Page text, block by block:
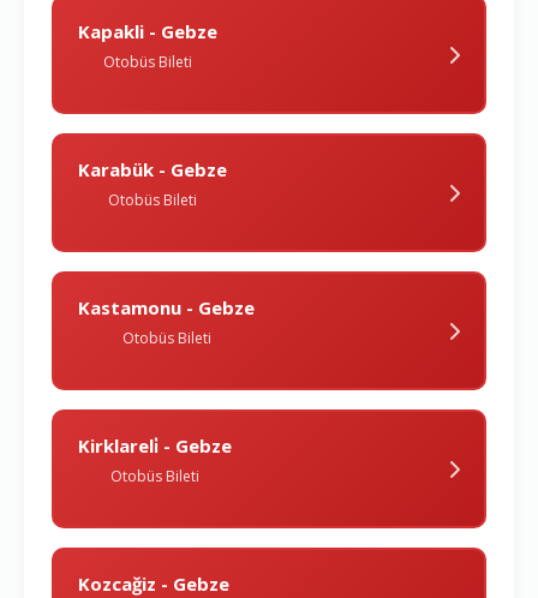
Kapakli - Gebze
Otobüs Bileti
Karabük - Gebze
Otobüs Bileti
Kastamonu - Gebze
Otobüs Bileti
Kirklareli̇ - Gebze
Otobüs Bileti
Kozcağiz - Gebze